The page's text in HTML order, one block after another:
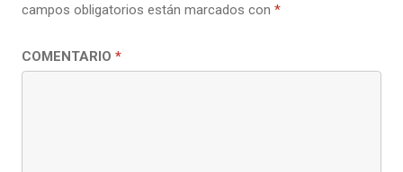
campos obligatorios están marcados con *
COMENTARIO *